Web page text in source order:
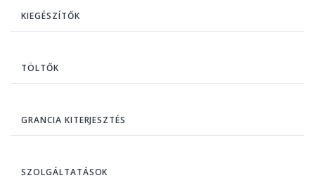
KIEGÉSZÍTŐK
TÖLTŐK
GRANCIA KITERJESZTÉS
SZOLGÁLTATÁSOK